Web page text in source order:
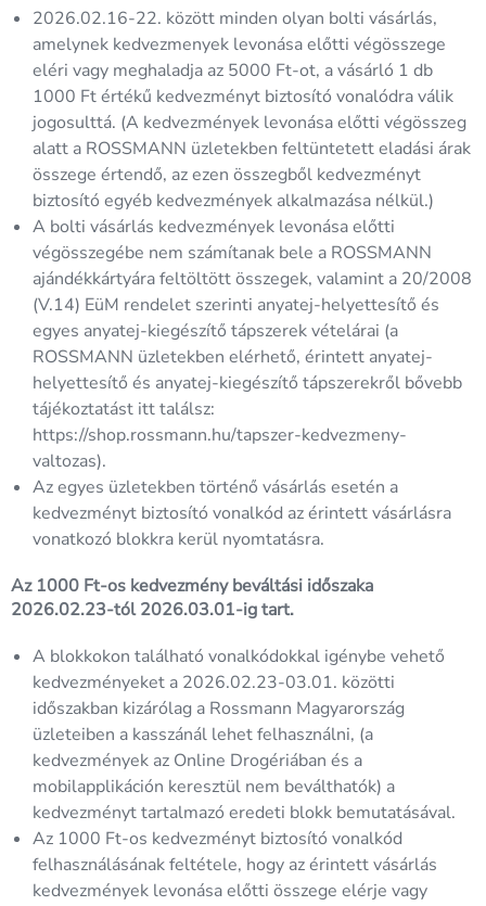
2026.02.16-22. között minden olyan bolti vásárlás,
amelynek kedvezmenyek levonása előtti végösszege
eléri vagy meghaladja az 5000 Ft-ot, a vásárló 1 db
1000 Ft értékű kedvezményt biztosító vonalódra válik
jogosulttá. (A kedvezmények levonása előtti végösszeg
alatt a ROSSMANN üzletekben feltüntetett eladási árak
összege értendő, az ezen összegből kedvezményt
biztosító egyéb kedvezmények alkalmazása nélkül.)
A bolti vásárlás kedvezmények levonása előtti
végösszegébe nem számítanak bele a ROSSMANN
ajándékkártyára feltöltött összegek, valamint a 20/2008
(V.14) EüM rendelet szerinti anyatej-helyettesítő és
egyes anyatej-kiegészítő tápszerek vételárai (a
ROSSMANN üzletekben elérhető, érintett anyatej-
helyettesítő és anyatej-kiegészítő tápszerekről bővebb
tájékoztatást itt találsz:
https://shop.rossmann.hu/tapszer-kedvezmeny-
valtozas).
Az egyes üzletekben történő vásárlás esetén a
kedvezményt biztosító vonalkód az érintett vásárlásra
vonatkozó blokkra kerül nyomtatásra.
Az 1000 Ft-os kedvezmény beváltási időszaka
2026.02.23-tól 2026.03.01-ig tart.
A blokkokon található vonalkódokkal igénybe vehető
kedvezményeket a 2026.02.23-03.01. közötti
időszakban kizárólag a Rossmann Magyarország
üzleteiben a kasszánál lehet felhasználni, (a
kedvezmények az Online Drogériában és a
mobilapplikáción keresztül nem beválthatók) a
kedvezményt tartalmazó eredeti blokk bemutatásával.
Az 1000 Ft-os kedvezményt biztosító vonalkód
felhasználásának feltétele, hogy az érintett vásárlás
kedvezmények levonása előtti összege elérje vagy